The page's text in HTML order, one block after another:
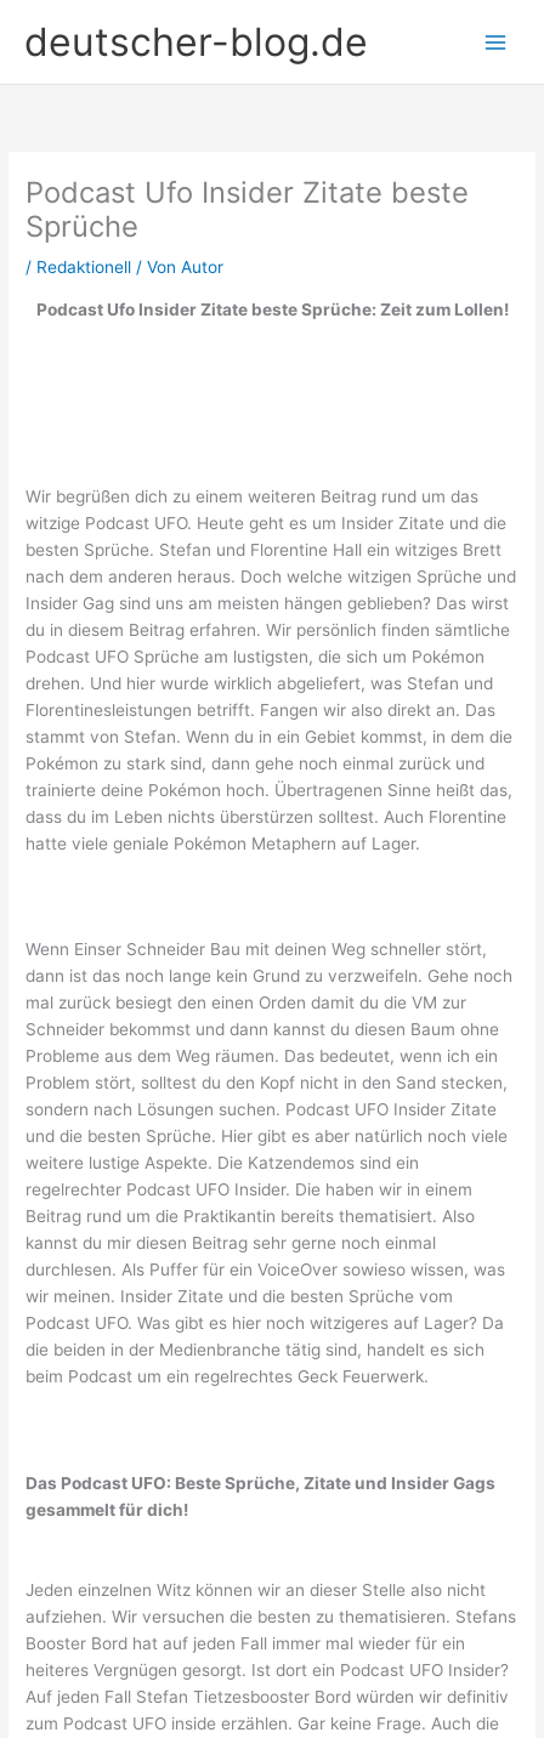
Inhaltdeutscher-blog.de
Podcast Ufo Insider Zitate beste
Sprüche
/ Redaktionell / VonAutor
Podcast Ufo Insider Zitate beste Sprüche: Zeit zum Lollen!
Wir begrüßen dich zu einem weiteren Beitrag rund um das
witzige Podcast UFO. Heute geht es um Insider Zitate und die
besten Sprüche. Stefan und Florentine Hall ein witziges Brett
nach dem anderen heraus. Doch welche witzigen Sprüche und
Insider Gag sind uns am meisten hängen geblieben? Das wirst
du in diesem Beitrag erfahren. Wir persönlich finden sämtliche
Podcast UFO Sprüche am lustigsten, die sich um Pokémon
drehen. Und hier wurde wirklich abgeliefert, was Stefan und
Florentinesleistungen betrifft. Fangen wir also direkt an. Das
stammt von Stefan. Wenn du in ein Gebiet kommst, in dem die
Pokémon zu stark sind, dann gehe noch einmal zurück und
trainierte deine Pokémon hoch. Übertragenen Sinne heißt das,
dass du im Leben nichts überstürzen solltest. Auch Florentine
hatte viele geniale Pokémon Metaphern auf Lager.
Wenn Einser Schneider Bau mit deinen Weg schneller stört,
dann ist das noch lange kein Grund zu verzweifeln. Gehe noch
mal zurück besiegt den einen Orden damit du die VM zur
Schneider bekommst und dann kannst du diesen Baum ohne
Probleme aus dem Weg räumen. Das bedeutet, wenn ich ein
Problem stört, solltest du den Kopf nicht in den Sand stecken,
sondern nach Lösungen suchen. Podcast UFO Insider Zitate
und die besten Sprüche. Hier gibt es aber natürlich noch viele
weitere lustige Aspekte. Die Katzendemos sind ein
regelrechter Podcast UFO Insider. Die haben wir in einem
Beitrag rund um die Praktikantin bereits thematisiert. Also
kannst du mir diesen Beitrag sehr gerne noch einmal
durchlesen. Als Puffer für ein VoiceOver sowieso wissen, was
wir meinen. Insider Zitate und die besten Sprüche vom
Podcast UFO. Was gibt es hier noch witzigeres auf Lager? Da
die beiden in der Medienbranche tätig sind, handelt es sich
beim Podcast um ein regelrechtes Geck Feuerwerk.
Das Podcast UFO: Beste Sprüche, Zitate und Insider Gags
gesammelt für dich!
Jeden einzelnen Witz können wir an dieser Stelle also nicht
aufziehen. Wir versuchen die besten zu thematisieren. Stefans
Booster Bord hat auf jeden Fall immer mal wieder für ein
heiteres Vergnügen gesorgt. Ist dort ein Podcast UFO Insider?
Auf jeden Fall Stefan Tietzesbooster Bord würden wir definitiv
zum Podcast UFO inside erzählen. Gar keine Frage. Auch die